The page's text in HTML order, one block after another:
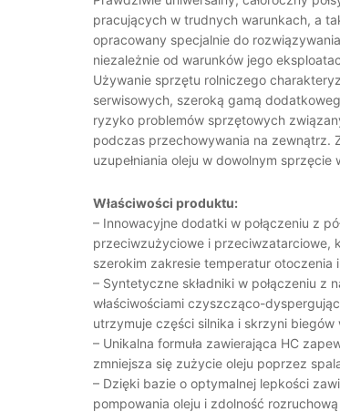
pracujących w trudnych warunkach, a
opracowany specjalnie do
niezależnie od warunków jego
Używanie sprzętu rolniczego
serwisowych, szeroką gamą
ryzyko problemów sprzętowych
podczas przechowywania na zewnątrz.
uzupełniania oleju w dowolnym sprzęcie
Właściwości produktu:
– Innowacyjne dodatki w połączeniu z
przeciwzużyciowe i przeciwzatarciowe,
szerokim zakresie temperatur otoczenia
– Syntetyczne składniki w połączeniu z
właściwościami czyszcząco-
utrzymuje części silnika i skrzyni
– Unikalna formuła zawierająca HC
zmniejsza się zużycie oleju poprzez
– Dzięki bazie o optymalnej lepkości
pompowania oleju i zdolność